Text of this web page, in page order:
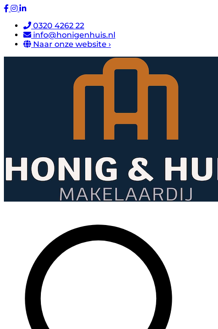
0320 4262 22
info@honigenhuis.nl
Naar onze website ›